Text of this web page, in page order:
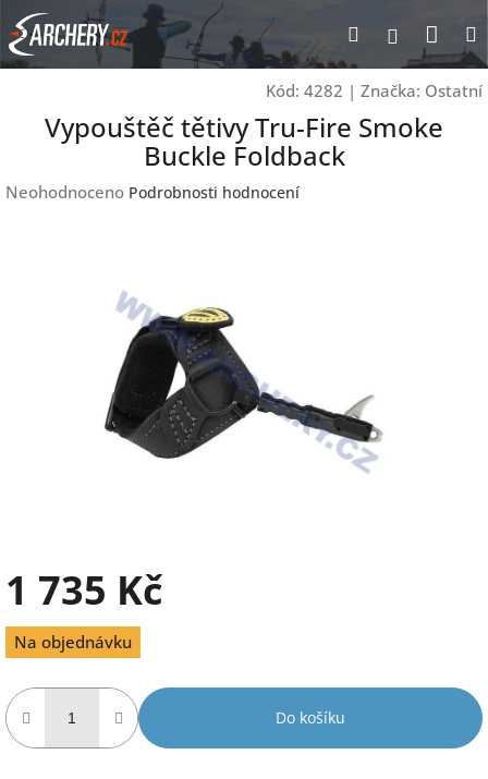
Přejít
na
obsah
Hledat
Kód: 4282 | Značka: Ostatní
Vypouštěč tětivy Tru-Fire Smoke
Buckle Foldback
Průměrné
Neohodnoceno Podrobnosti hodnocení
1 735 Kč
Měrná
cena:
Na objednávku
Do košíku